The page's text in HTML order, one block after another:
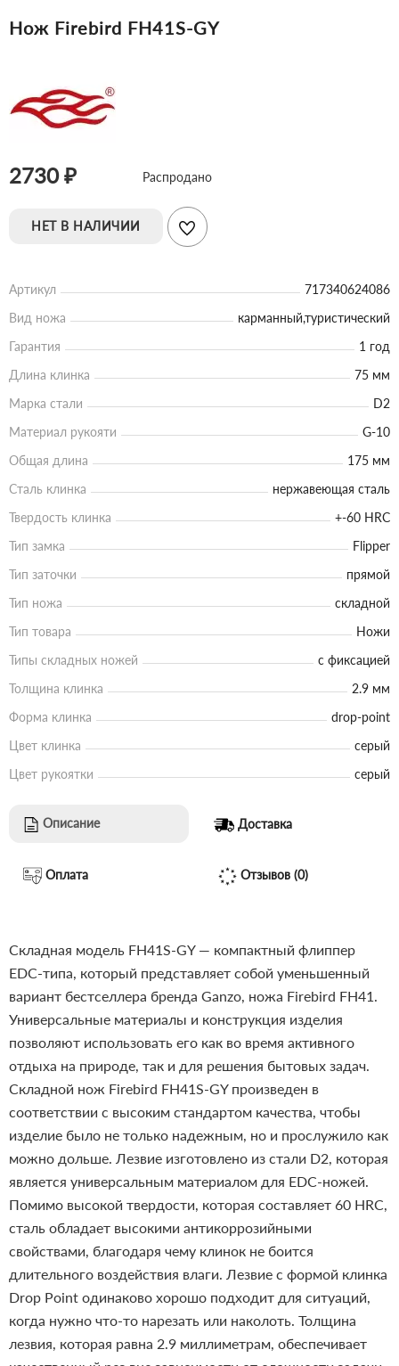
Нож Firebird FH41S-GY
2730 ₽ Распродано
НЕТ В НАЛИЧИИ
Артикул
717340624086
Вид ножа
карманный,туристический
Гарантия
1 год
Длина клинка
75 мм
Марка стали
D2
Материал рукояти
G-10
Общая длина
175 мм
Сталь клинка
нержавеющая сталь
Твердость клинка
+-60 HRC
Тип замка
Flipper
Тип заточки
прямой
Тип ножа
складной
Тип товара
Ножи
Типы складных ножей
с фиксацией
Толщина клинка
2.9 мм
Форма клинка
drop-point
Цвет клинка
серый
Цвет рукоятки
серый
Описание Доставка
Оплата Отзывов (0)
Складная модель FH41S-GY — компактный флиппер
EDC-типа, который представляет собой уменьшенный
вариант бестселлера бренда Ganzo, ножа Firebird FH41.
Универсальные материалы и конструкция изделия
позволяют использовать его как во время активного
отдыха на природе, так и для решения бытовых задач.
Складной нож Firebird FH41S-GY произведен в
соответствии с высоким стандартом качества, чтобы
изделие было не только надежным, но и прослужило как
можно дольше. Лезвие изготовлено из стали D2, которая
является универсальным материалом для EDC-ножей.
Помимо высокой твердости, которая составляет 60 HRC,
сталь обладает высокими антикоррозийными
свойствами, благодаря чему клинок не боится
длительного воздействия влаги. Лезвие с формой клинка
Drop Point одинаково хорошо подходит для ситуаций,
когда нужно что-то нарезать или наколоть. Толщина
лезвия, которая равна 2.9 миллиметрам, обеспечивает